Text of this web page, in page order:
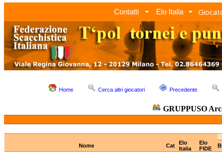
Contatti Elo Italia
Home Cerca altri giocatori Precedente
GRUPPUSO
Nome Cat
Elo
Italia
Elo
FIDE